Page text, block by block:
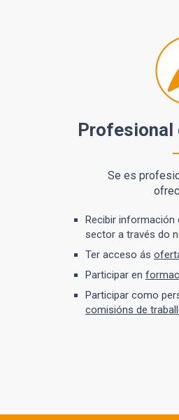
Profesional
Se es
Recibir información
sector a través do
Ter acceso ás
Participar en
Participar como
comisións de